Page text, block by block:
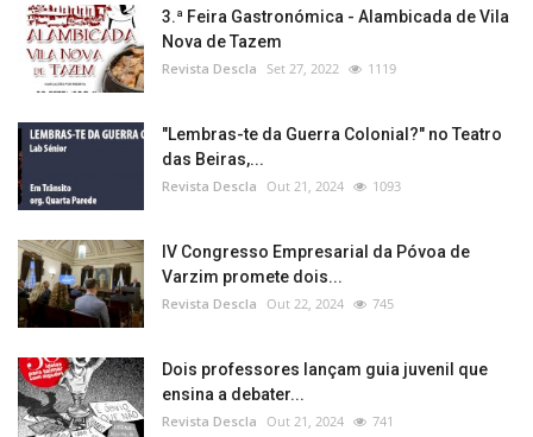
3.ª Feira Gastronómica - Alambicada de Vila
Nova de Tazem
Revista Descla Set 27, 2022 1119
"Lembras-te da Guerra Colonial?" no Teatro
das Beiras,...
Revista Descla Out 21, 2024 1093
IV Congresso Empresarial da Póvoa de
Varzim promete dois...
Revista Descla Out 22, 2024 745
Dois professores lançam guia juvenil que
ensina a debater...
Revista Descla Out 21, 2024 741